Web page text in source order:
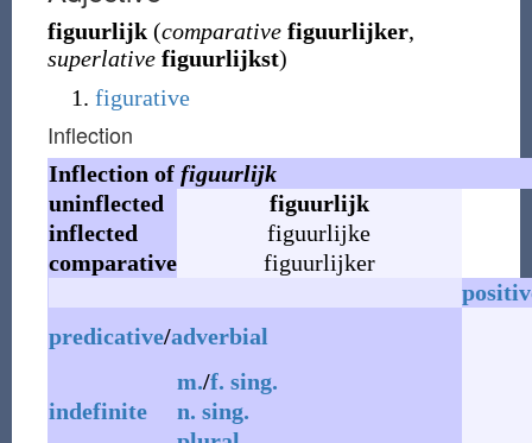
figuurlijk (comparative figuurlijker,
superlative figuurlijkst)
figurative
Inflection
Inflection of figuurlijk
uninflected
figuurlijk
inflected
figuurlijke
comparative
figuurlijker
predicative/adverbial
indefinite
m./f. sing.
n. sing.